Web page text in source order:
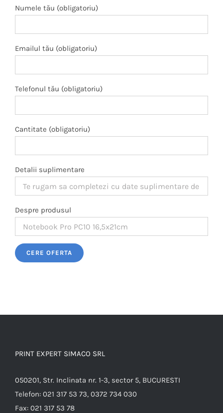
Numele tău (obligatoriu)
Emailul tău (obligatoriu)
Telefonul tău (obligatoriu)
Cantitate (obligatoriu)
Detalii suplimentare
Despre produsul
Please leave this field empty.
PRINT EXPERT SIMACO SRL
050201, Str. Inclinata nr. 1-3, sector 5, BUCURESTI
Telefon: 021 317 53 73, 0372 734 030
Fax: 021 317 53 78